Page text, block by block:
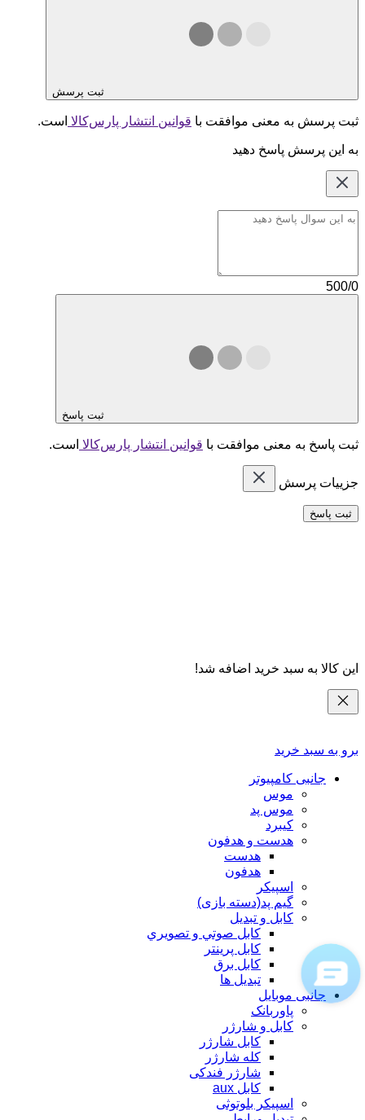
ثبت پرسش
ثبت پرسش به معنی موافقت با قوانین انتشار پارس‌کالا است.
به این پرسش پاسخ دهید
500/0
ثبت پاسخ
ثبت پاسخ به معنی موافقت با قوانین انتشار پارس‌کالا است.
جزییات پرسش
ثبت پاسخ
این کالا به سبد خرید اضافه شد!
برو به سبد خرید
جانبی کامپیوتر
موس
موس پد
کیبرد
هدست و هدفون
هدست
هدفون
اسپیکر
گیم پد(دسته بازی)
کابل و تبدیل
كابل صوتي و تصويري
کابل پرینتر
کابل برق
تبدیل ها
جانبی موبایل
پاوربانک
کابل و شارژر
کابل شارژر
کله شارژر
شارژر فندکی
کابل aux
اسپیکر بلوتوثی